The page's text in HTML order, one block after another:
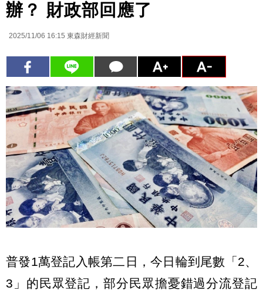
辦？ 財政部回應了
2025/11/06 16:15 東森財經新聞
普發1萬登記入帳第二日，今日輪到尾數「2、
3」的民眾登記，部分民眾擔憂錯過分流登記